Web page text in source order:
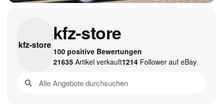
kfz-store
kfz-store
100 positive Bewertungen
21635Artikel verkauft1214Follower auf eBay